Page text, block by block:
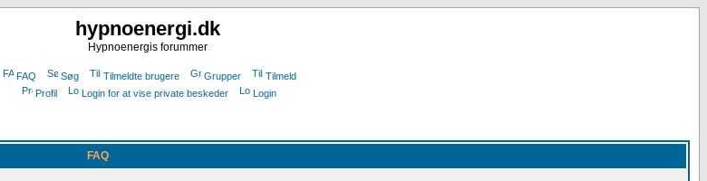
hypnoenergi.dk
Hypnoenergis forummer
FAQ Søg Tilmeldte brugere Grupper
Tilmeld
Profil
Login for at vise private beskeder Login
FAQ